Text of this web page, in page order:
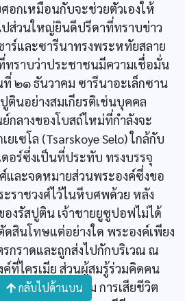
อกเหมือนกับจะช่วยตัวเองให้
ส่วนใหญ่ยินดีปรีดาที่ทราบข่าว
ร์และซารีนาทรงพระหทัยสลาย
ทราบว่าประชาชนมีความเชื่อมั่น
๒๑ ธันวาคม ซารีนาอะเล็กซาน
ตินอย่างสมเกียรติเช่นบุคคล
กลางของโบสถ์ไหม่ที่กำลังจะ
เซโล (Tsarskoye Selo) ใกล้กับ
อร์ซึ่งเป็นที่ประทับ ทรงบรรจุ
และจดหมายส่วนพระองค์ซึ่งขอ
ราชวงศ์ไว้ไนหีบศพด้วย หลัง
องรัสปูติน เจ้าชายยูซูปอฟไม่ได้
สินโทษแต่อย่างใด พระองค์เพียง
กราดและถูกส่งไปกักบริเวณ ณ
ที่ไครเมีย ส่วนผู้สมรู้ร่วมคิดคน
น้า อย่างไรก็ตาม การเสียชีวิต
กลับไปด้านบน